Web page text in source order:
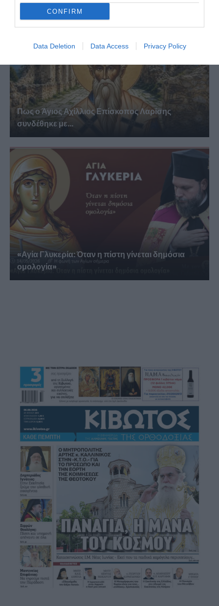
CONFIRM
Data Deletion Data Access Privacy Policy
Πως ο Άγιος Αχίλλιος Επίσκοπος Λαρίσης
συνδέθηκε με...
«Αγία Γλυκερία: Όταν η πίστη γίνεται δημόσια
ομολογία»